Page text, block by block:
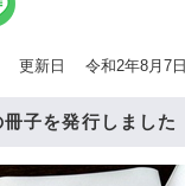
更新日 令和2年8月7日
冊子を発行しました